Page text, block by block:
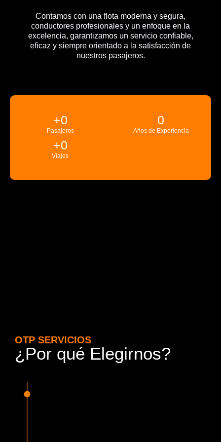
Contamos con una flota moderna y segura,
conductores profesionales y un enfoque en la
excelencia, garantizamos un servicio confiable,
eficaz y siempre orientado a la satisfacción de
nuestros pasajeros.
Pasajeros
+0
Años de Experiencia
0
Viajes
+0
OTP SERVICIOS
¿Por qué Elegirnos?